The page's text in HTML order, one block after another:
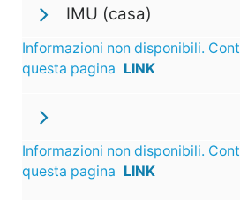
IMU (casa)
Informazioni non disponibili.
questa pagina LINK
Informazioni non disponibili.
questa pagina LINK